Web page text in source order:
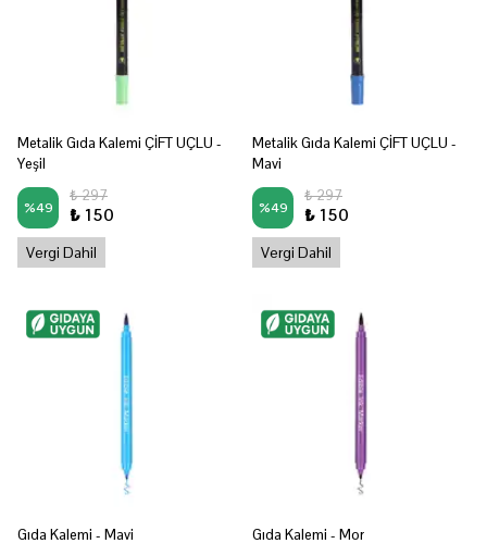
Metalik Gıda Kalemi ÇİFT UÇLU -
Yeşil
%49
₺ 297
₺ 150
Vergi Dahil
Metalik Gıda Kalemi ÇİFT UÇLU -
Mavi
%49
₺ 297
₺ 150
Vergi Dahil
Gıda Kalemi - Mavi Gıda Kalemi - Mor